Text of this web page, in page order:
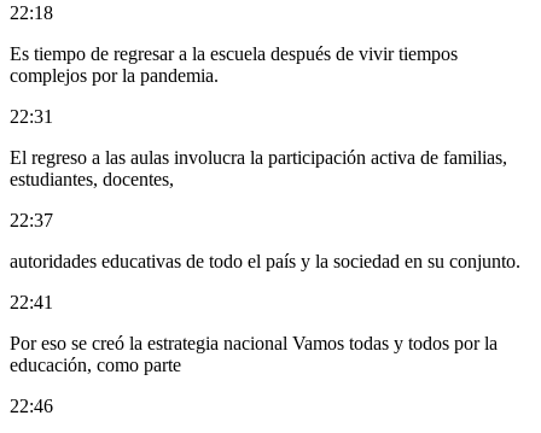
22:18
Es tiempo de regresar a la escuela después de vivir tiempos
complejos por la pandemia.
22:31
El regreso a las aulas involucra la participación activa de familias,
estudiantes, docentes,
22:37
autoridades educativas de todo el país y la sociedad en su conjunto.
22:41
Por eso se creó la estrategia nacional Vamos todas y todos por la
educación, como parte
22:46